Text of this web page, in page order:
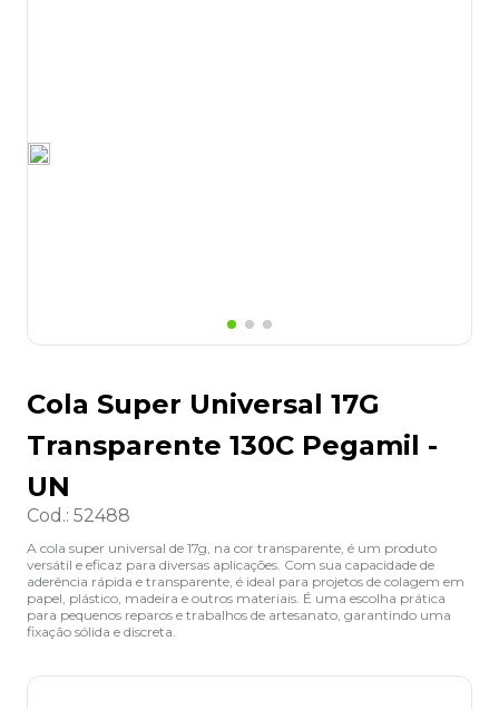
Cola Super Universal 17G
Transparente 130C Pegamil -
UN
Cod.: 52488
A cola super universal de 17g, na cor transparente, é um produto
versátil e eficaz para diversas aplicações. Com sua capacidade de
aderência rápida e transparente, é ideal para projetos de colagem em
papel, plástico, madeira e outros materiais. É uma escolha prática
para pequenos reparos e trabalhos de artesanato, garantindo uma
fixação sólida e discreta.
8